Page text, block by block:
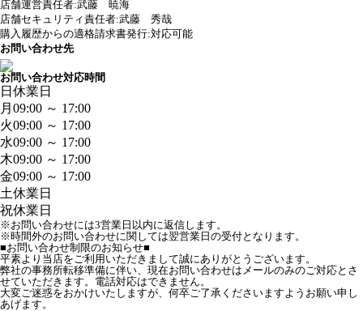
店舗運営責任者:武藤 暁海
店舗セキュリティ責任者:武藤 秀哉
購入履歴からの適格請求書発行:対応可能
お問い合わせ先
お問い合わせ対応時間
日 休業日
月 09:00 ～ 17:00
火09:00 ～ 17:00
水09:00 ～ 17:00
木09:00 ～ 17:00
金09:00 ～ 17:00
土休業日
祝休業日
※お問い合わせには3営業日以内に返信します。
※時間外のお問い合わせに関しては翌営業日の受付となります。
■お問い合わせ制限のお知らせ■
平素より当店をご利用いただきまして誠にありがとうございます。
弊社の事務所転移準備に伴い、現在お問い合わせはメールのみのご対応とさ
せていただきます。電話対応はできません。
大変ご迷惑をおかけいたしますが、何卒ご了承くださいますようお願い申し
あげます。